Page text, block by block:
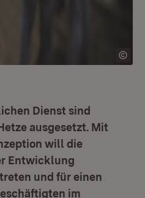
Dienst sind
ausgesetzt. Mit
will die
Entwicklung
und für einen
im